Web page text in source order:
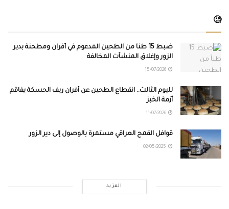
🧐
ضبط 15 طناً من الطحين المدعوم في أفران ومطحنة بدير
الزور وإغلاق المنشآت المخالفة
لليوم الثالث.. انقطاع الطحين عن أفران ريف الحسكة يفاقم
أزمة الخبز
قوافل القمح العراقي مستمرة بالوصول إلى دير الزور
المزيد